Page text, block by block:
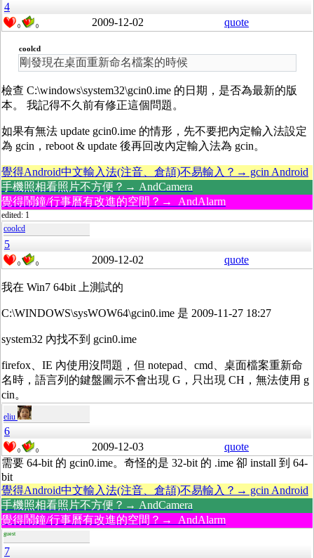
4
0 0 2009-12-02 quote
coolcd
剛發現在桌面重新命名檔案的時候
檢查 C:\windows\system32\gcin0.ime 的日期，是否為最新的版
本。 我記得不久前有修正這個問題。
如果有無法 update gcin0.ime 的情形，先不要把內定輸入法設定
為 gcin，reboot & update 後再回改內定輸入法為 gcin。
覺得Android中文輸入法(注音、倉頡)不易輸入？→ gcin Android
手機照相看照片不方便？→ AndCamera
覺得鬧鐘/行事曆有改進的空間？→ AndAlarm
edited: 1
coolcd
5
0 0 2009-12-02 quote
我在 Win7 64bit 上測試的
C:\WINDOWS\sysWOW64\gcin0.ime 是 2009-11-27 18:27
system32 內找不到 gcin0.ime
firefox、IE 內使用沒問題，但 notepad、cmd、桌面檔案重新命
名時，語言列的鍵盤圖示不會出現 G，只出現 CH，無法使用 g
cin。
eliu
6
0 0 2009-12-03
quote
需要 64-bit 的 gcin0.ime。奇怪的是 32-bit 的 .ime 卻 install 到 64-
bit
覺得Android中文輸入法(注音、倉頡)不易輸入？→ gcin Android
手機照相看照片不方便？→ AndCamera
覺得鬧鐘/行事曆有改進的空間？→ AndAlarm
guest
7